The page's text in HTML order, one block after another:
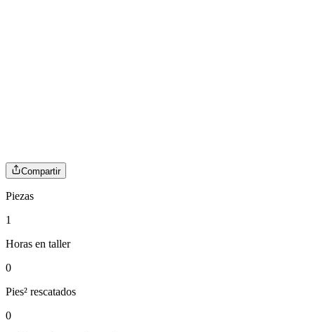
Compartir
Piezas
1
Horas en taller
0
Pies² rescatados
0